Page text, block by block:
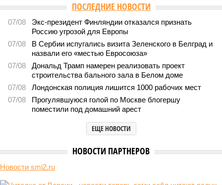
ПОСЛЕДНИЕ НОВОСТИ
07/08
Экс-президент Финляндии отказался признать
Россию угрозой для Европы
07/08
В Сербии испугались визита Зеленского в Белград и
назвали его «местью Евросоюза»
07/08
Дональд Трамп намерен реализовать проект
строительства бального зала в Белом доме
07/08
Лондонская полиция лишится 1000 рабочих мест
07/08
Прогулявшуюся голой по Москве блогершу
поместили под домашний арест
ЕЩЕ НОВОСТИ
НОВОСТИ ПАРТНЕРОВ
Новости smi2.ru